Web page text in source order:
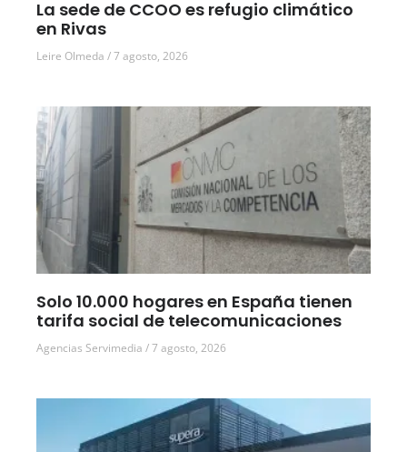
La sede de CCOO es refugio climático
en Rivas
Leire Olmeda 7 agosto, 2026
Solo 10.000 hogares en España tienen
tarifa social de telecomunicaciones
Agencias Servimedia 7 agosto, 2026